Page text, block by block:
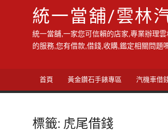
統一當舖/雲林
統一當舖,一家您可信賴的店家,專業辦理
的服務,您有借款,借錢,收購,鑑定相關問題
首頁 黃金鑽石手錶專區 汽機車借
標籤: 虎尾借錢